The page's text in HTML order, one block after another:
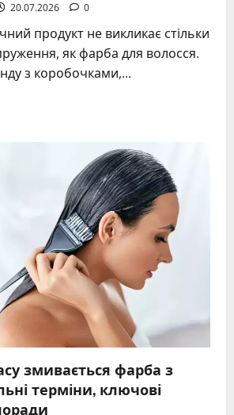
20.07.2026 0
продукт не викликає стільки
як фарба для волосся.
з коробочками,...
змивається фарба з
терміни, ключові